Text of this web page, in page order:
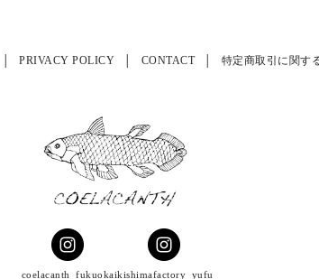
PRIVACY POLICY CONTACT 特定商取引に関す
coelacanth_fukuokaikishimafactory_yufu